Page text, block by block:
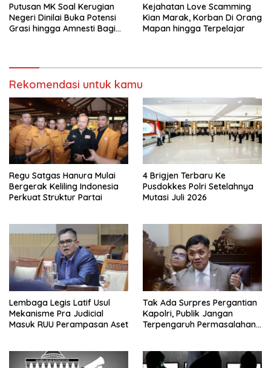
Putusan MK Soal Kerugian
Negeri Dinilai Buka Potensi
Grasi hingga Amnesti Bagi
Kejahatan Love Scamming
Kian Marak, Korban Di Orang
Mapan hingga Terpelajar
Rekomendasi untuk kamu
Regu Satgas Hanura Mulai
Bergerak Keliling Indonesia
Perkuat Struktur Partai
4 Brigjen Terbaru Ke
Pusdokkes Polri Setelahnya
Mutasi Juli 2026
Lembaga Legis Latif Usul
Mekanisme Pra Judicial
Masuk RUU Perampasan Aset
Tak Ada Surpres Pergantian
Kapolri, Publik Jangan
Terpengaruh Permasalahan